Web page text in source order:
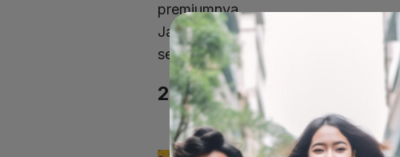
premiumnya.
Jangan khawatir, Quipper
sekitar Rp90.000,00 per bulan dan
2. Zenius